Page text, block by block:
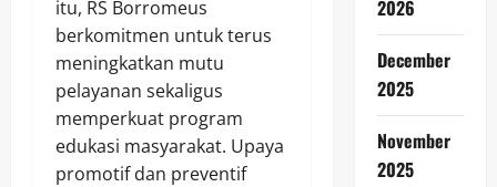
itu, RS Borromeus
berkomitmen untuk terus
meningkatkan mutu
pelayanan sekaligus
memperkuat program
edukasi masyarakat. Upaya
promotif dan preventif
2026
December
2025
November
2025